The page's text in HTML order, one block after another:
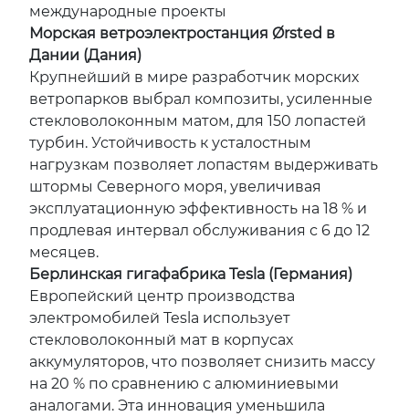
международные проекты
Морская ветроэлектростанция Ørsted в
Дании (Дания)
Крупнейший в мире разработчик морских
ветропарков выбрал композиты, усиленные
стекловолоконным матом, для 150 лопастей
турбин. Устойчивость к усталостным
нагрузкам позволяет лопастям выдерживать
штормы Северного моря, увеличивая
эксплуатационную эффективность на 18 % и
продлевая интервал обслуживания с 6 до 12
месяцев.
Берлинская гигафабрика Tesla (Германия)
Европейский центр производства
электромобилей Tesla использует
стекловолоконный мат в корпусах
аккумуляторов, что позволяет снизить массу
на 20 % по сравнению с алюминиевыми
аналогами. Эта инновация уменьшила